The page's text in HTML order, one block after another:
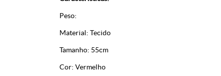
Peso:
Material: Tecido
Tamanho: 55cm
Cor: Vermelho